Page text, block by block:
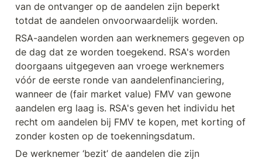
van de ontvanger op de aandelen zijn beperkt
totdat de aandelen onvoorwaardelijk worden.
RSA-aandelen worden aan werknemers gegeven op
de dag dat ze worden toegekend. RSA's worden
doorgaans uitgegeven aan vroege werknemers
vóór de eerste ronde van aandelenfinanciering,
wanneer de (fair market value) FMV van gewone
aandelen erg laag is. RSA's geven het individu het
recht om aandelen bij FMV te kopen, met korting of
zonder kosten op de toekenningsdatum.
De werknemer ‘bezit’ de aandelen die zijn